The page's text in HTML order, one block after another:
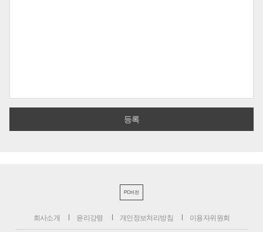
PC버전
회사소개 윤리강령 개인정보처리방침 이용자위원회